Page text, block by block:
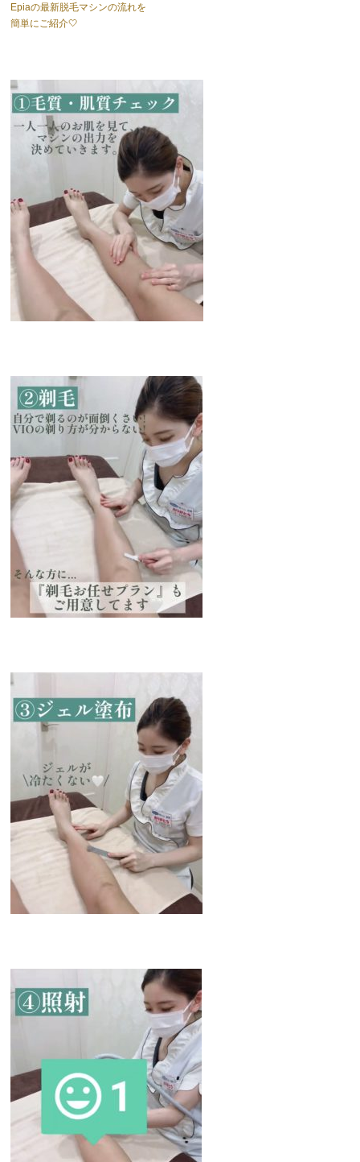
Epiaの最新脱毛マシンの流れを
簡単にご紹介🤍